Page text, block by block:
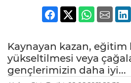
Kaynayan kazan,
yükseltilmesi veya
gençlerimizin daha iyi...